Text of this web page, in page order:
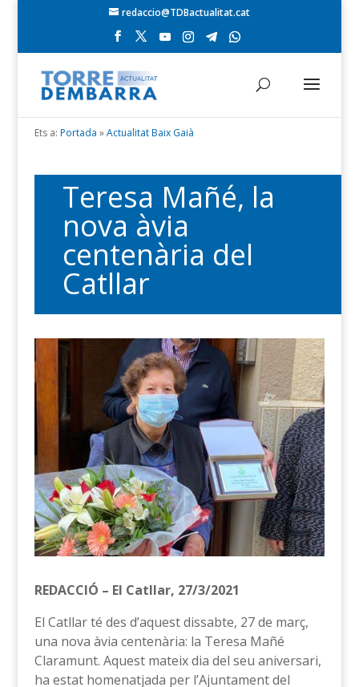
redaccio@TDBactualitat.cat
Ets a: Portada »Actualitat Baix Gaià
Teresa Mañé, la
nova àvia
centenària del
Catllar
REDACCIÓ – El Catllar, 27/3/2021
El Catllar té des d’aquest dissabte, 27 de març,
una nova àvia centenària: la Teresa Mañé
Claramunt. Aquest mateix dia del seu aniversari,
ha estat homenatjada per l’Ajuntament del